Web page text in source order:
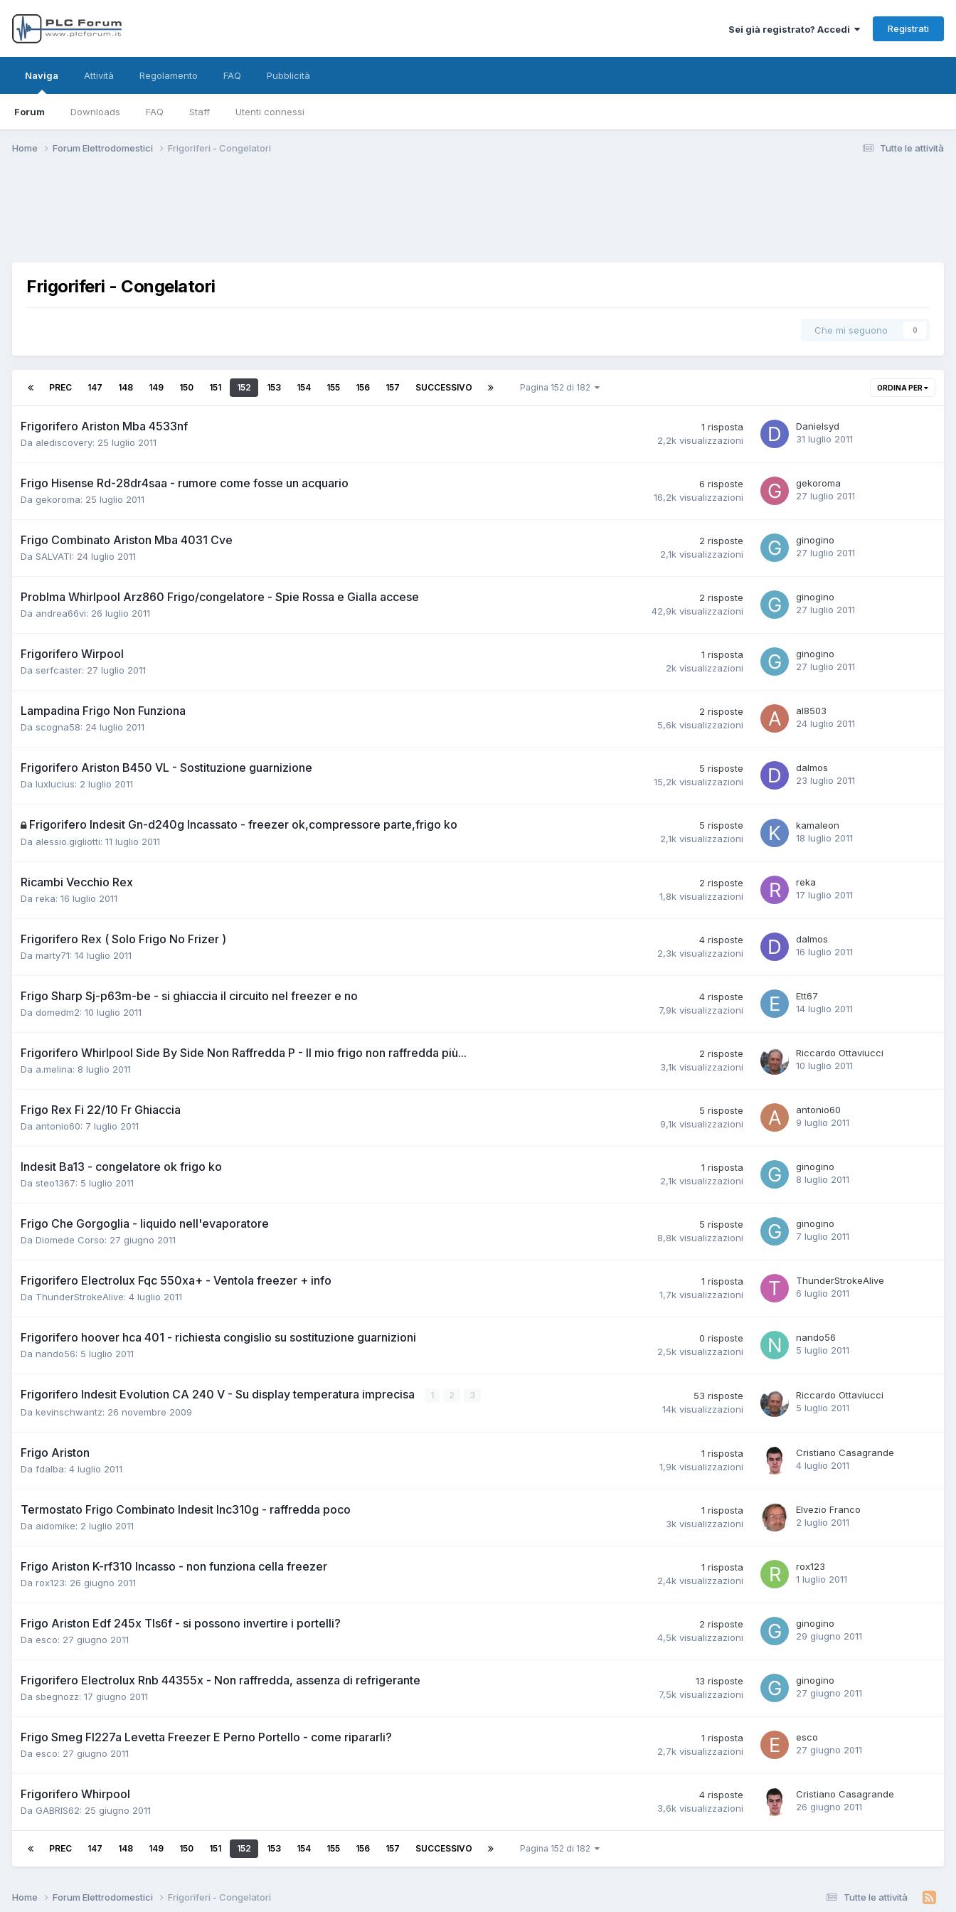
Sei già registrato? Accedi Registrati
Naviga
Forum Downloads FAQ Staff Utenti connessi
Attività Regolamento FAQ Pubblicità
Tutte le attività
Home Forum Elettrodomestici Frigoriferi - Congelatori
Frigoriferi - Congelatori
Che mi seguono 0
ORDINA PER
PREC 147 148 149 150 151 152 153 154 155 156 157 SUCCESSIVO Pagina 152 di 182
Frigorifero Ariston Mba 4533nf
Da alediscovery: 25 luglio 2011
1 risposta
2,2k visualizzazioni
Danielsyd
31 luglio 2011
Frigo Hisense Rd-28dr4saa - rumore come fosse un acquario
Da gekoroma: 25 luglio 2011
6 risposte
16,2k visualizzazioni
gekoroma
27 luglio 2011
Frigo Combinato Ariston Mba 4031 Cve
Da SALVATI: 24 luglio 2011
2 risposte
2,1k visualizzazioni
ginogino
27 luglio 2011
Problma Whirlpool Arz860 Frigo/congelatore - Spie Rossa e Gialla accese
Da andrea66vi: 26 luglio 2011
2 risposte
42,9k visualizzazioni
ginogino
27 luglio 2011
Frigorifero Wirpool
Da serfcaster: 27 luglio 2011
1 risposta
2k visualizzazioni
ginogino
27 luglio 2011
Lampadina Frigo Non Funziona
Da scogna58: 24 luglio 2011
2 risposte
5,6k visualizzazioni
al8503
24 luglio 2011
Frigorifero Ariston B450 VL - Sostituzione guarnizione
Da luxlucius: 2 luglio 2011
5 risposte
15,2k visualizzazioni
dalmos
23 luglio 2011
Frigorifero Indesit Gn-d240g Incassato - freezer ok,compressore parte,frigo ko
Da alessio.gigliotti: 11 luglio 2011
5 risposte
2,1k visualizzazioni
kamaleon
18 luglio 2011
Ricambi Vecchio Rex
Da reka: 16 luglio 2011
2 risposte
1,8k visualizzazioni
reka
17 luglio 2011
Frigorifero Rex ( Solo Frigo No Frizer )
Da marty71: 14 luglio 2011
4 risposte
2,3k visualizzazioni
dalmos
16 luglio 2011
Frigo Sharp Sj-p63m-be - si ghiaccia il circuito nel freezer e no
Da domedm2: 10 luglio 2011
4 risposte
7,9k visualizzazioni
Ett67
14 luglio 2011
Frigorifero Whirlpool Side By Side Non Raffredda P - Il mio frigo non raffredda più...
Da a.melina: 8 luglio 2011
2 risposte
3,1k visualizzazioni
Riccardo Ottaviucci
10 luglio 2011
Frigo Rex Fi 22/10 Fr Ghiaccia
Da antonio60: 7 luglio 2011
5 risposte
9,1k visualizzazioni
antonio60
9 luglio 2011
Indesit Ba13 - congelatore ok frigo ko
Da steo1367: 5 luglio 2011
1 risposta
2,1k visualizzazioni
ginogino
8 luglio 2011
Frigo Che Gorgoglia - liquido nell'evaporatore
Da Diomede Corso: 27 giugno 2011
5 risposte
8,8k visualizzazioni
ginogino
7 luglio 2011
Frigorifero Electrolux Fqc 550xa+ - Ventola freezer + info
Da ThunderStrokeAlive: 4 luglio 2011
1 risposta
1,7k visualizzazioni
ThunderStrokeAlive
6 luglio 2011
Frigorifero hoover hca 401 - richiesta congislio su sostituzione guarnizioni
Da nando56: 5 luglio 2011
0 risposte
2,5k visualizzazioni
nando56
5 luglio 2011
Frigorifero Indesit Evolution CA 240 V - Su display temperatura imprecisa 1 2 3
Da kevinschwantz: 26 novembre 2009
53 risposte
14k visualizzazioni
Riccardo Ottaviucci
5 luglio 2011
Frigo Ariston
Da fdalba: 4 luglio 2011
1 risposta
1,9k visualizzazioni
Cristiano Casagrande
4 luglio 2011
Termostato Frigo Combinato Indesit Inc310g - raffredda poco
Da aidomike: 2 luglio 2011
1 risposta
3k visualizzazioni
Elvezio Franco
2 luglio 2011
Frigo Ariston K-rf310 Incasso - non funziona cella freezer
Da rox123: 26 giugno 2011
1 risposta
2,4k visualizzazioni
rox123
1 luglio 2011
Frigo Ariston Edf 245x Tls6f - si possono invertire i portelli?
Da esco: 27 giugno 2011
2 risposte
4,5k visualizzazioni
ginogino
29 giugno 2011
Frigorifero Electrolux Rnb 44355x - Non raffredda, assenza di refrigerante
Da sbegnozz: 17 giugno 2011
13 risposte
7,5k visualizzazioni
ginogino
27 giugno 2011
Frigo Smeg Fl227a Levetta Freezer E Perno Portello - come ripararli?
Da esco: 27 giugno 2011
1 risposta
2,7k visualizzazioni
esco
27 giugno 2011
Frigorifero Whirpool
Da GABRIS62: 25 giugno 2011
4 risposte
3,6k visualizzazioni
Cristiano Casagrande
26 giugno 2011
PREC 147 148 149 150 151 152 153 154 155 156 157 SUCCESSIVO Pagina 152 di 182
Tutte le attività
Home Forum Elettrodomestici Frigoriferi - Congelatori